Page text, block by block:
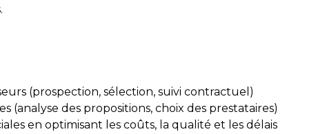
(prospection, sélection, suivi contractuel)
(analyse des propositions, choix des prestataires)
en optimisant les coûts, la qualité et les délais